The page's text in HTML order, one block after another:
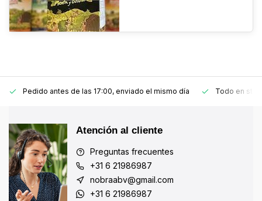
Pedido antes de las 17:00, enviado el mismo día Todo en
Atención al cliente
Preguntas frecuentes
+31 6 21986987
nobraabv@gmail.com
+31 6 21986987